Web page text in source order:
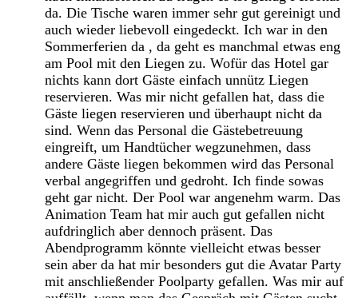
da. Die Tische waren immer sehr gut gereinigt und
auch wieder liebevoll eingedeckt. Ich war in den
Sommerferien da , da geht es manchmal etwas eng
am Pool mit den Liegen zu. Wofür das Hotel gar
nichts kann dort Gäste einfach unnütz Liegen
reservieren. Was mir nicht gefallen hat, dass die
Gäste liegen reservieren und überhaupt nicht da
sind. Wenn das Personal die Gästebetreuung
eingreift, um Handtücher wegzunehmen, dass
andere Gäste liegen bekommen wird das Personal
verbal angegriffen und gedroht. Ich finde sowas
geht gar nicht. Der Pool war angenehm warm. Das
Animation Team hat mir auch gut gefallen nicht
aufdringlich aber dennoch präsent. Das
Abendprogramm könnte vielleicht etwas besser
sein aber da hat mir besonders gut die Avatar Party
mit anschließender Poolparty gefallen. Was mir auf